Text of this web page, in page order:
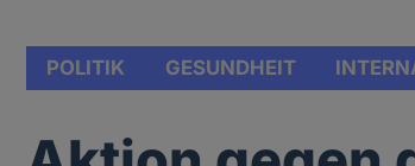
POLITIK GESUNDHEIT